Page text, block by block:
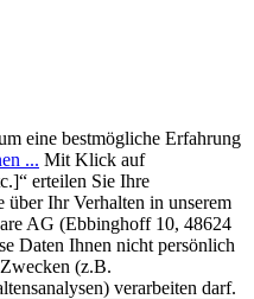
eine bestmögliche Erfahrung
... Mit Klick auf
erteilen Sie Ihre
Ihr Verhalten in unserem
AG (Ebbinghoff 10, 48624
Daten Ihnen nicht persönlich
(z.B.
verarbeiten darf.